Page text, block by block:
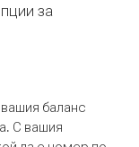
за
баланс
С вашия